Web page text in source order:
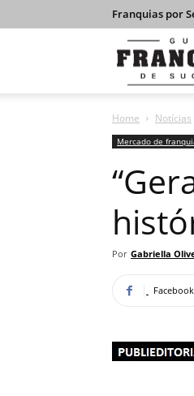
Franquias por
Home Notícias
Mercado de
Por Gabriella
Facebook